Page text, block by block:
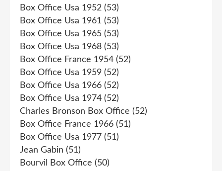
Box Office Usa 1952 (53)
Box Office Usa 1961 (53)
Box Office Usa 1965 (53)
Box Office Usa 1968 (53)
Box Office France 1954 (52)
Box Office Usa 1959 (52)
Box Office Usa 1966 (52)
Box Office Usa 1974 (52)
Charles Bronson Box Office (52)
Box Office France 1966 (51)
Box Office Usa 1977 (51)
Jean Gabin (51)
Bourvil Box Office (50)